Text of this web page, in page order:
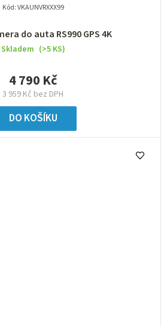
do auta RS990 GPS 4K
Skladem (>5 KS)
3 959 Kč bez DPH
4 790 Kč
DO KOŠÍKU
Kód:VKAUNVRXXX99